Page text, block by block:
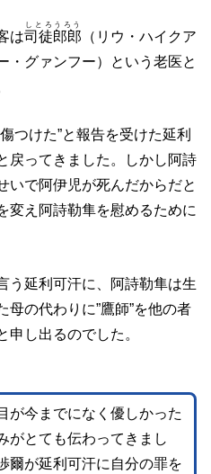
は司徒郎郎
しとろうろう
（リウ・ハイクア
・グァンフー）という老医と
つけた”と報告を受けた延利
戻ってきました。しかし阿詩
いで阿伊児が死んだからだと
変え阿詩勒隼を慰めるために
う延利可汗に、阿詩勒隼は生
の代わりに”鷹師”を他の者
申し出るのでした。
が今までになく優しかった
がとても伝わってきまし
爾が延利可汗に自分の罪を